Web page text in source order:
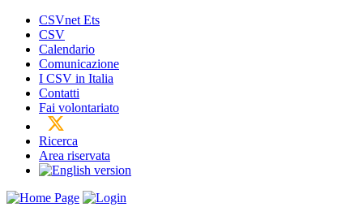
CSVnet Ets
CSV
Calendario
Comunicazione
I CSV in Italia
Contatti
Fai volontariato
Ricerca
Area riservata